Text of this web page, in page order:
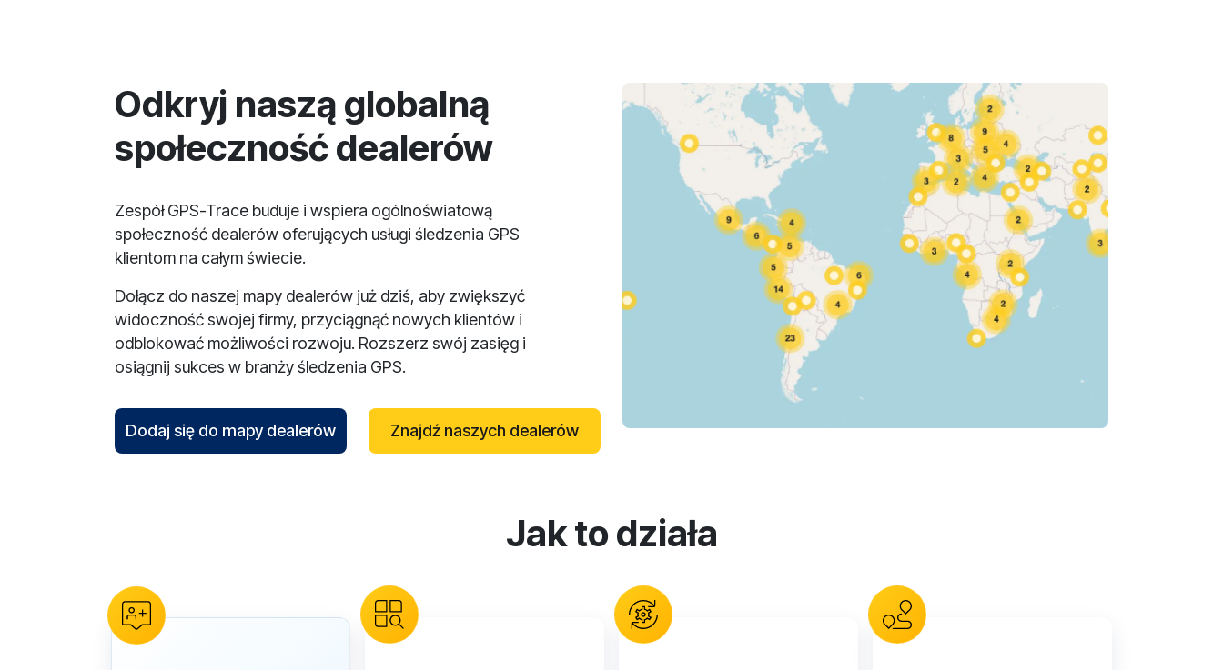
Odkryj naszą globalną
społeczność dealerów
Zespół GPS-Trace buduje i wspiera ogólnoświatową
społeczność dealerów oferujących usługi śledzenia GPS
klientom na całym świecie.
Dołącz do naszej mapy dealerów już dziś, aby zwiększyć
widoczność swojej firmy, przyciągnąć nowych klientów i
odblokować możliwości rozwoju. Rozszerz swój zasięg i
osiągnij sukces w branży śledzenia GPS.
Dodaj się do mapy dealerów Znajdź naszych dealerów
Jak to działa